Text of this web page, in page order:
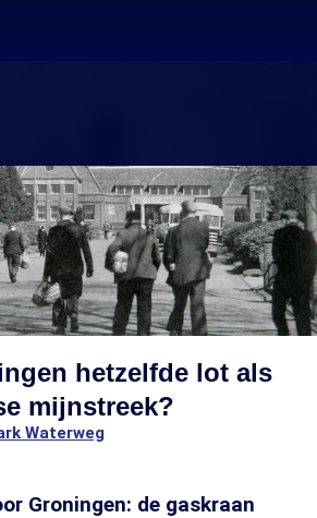
hetzelfde lot als
mijnstreek?
Waterweg
Groningen: de gaskraan